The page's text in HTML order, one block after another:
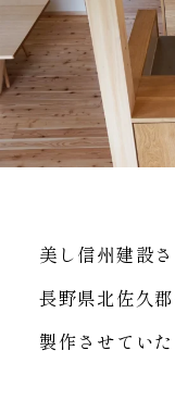
美し信州建設
長野県北佐久
製作させていた